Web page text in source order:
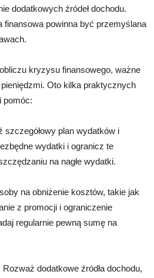
dodatkowych źródeł dochodu.
finansowa powinna być przemyślana
kryzysu finansowego, ważne
Oto kilka praktycznych
pomóc:
szczegółowy plan wydatków i
wydatki i ogranicz te
na nagłe wydatki.
na obniżenie kosztów, takie jak
z promocji i ograniczenie
regularnie pewną sumę na
dodatkowe źródła dochodu,